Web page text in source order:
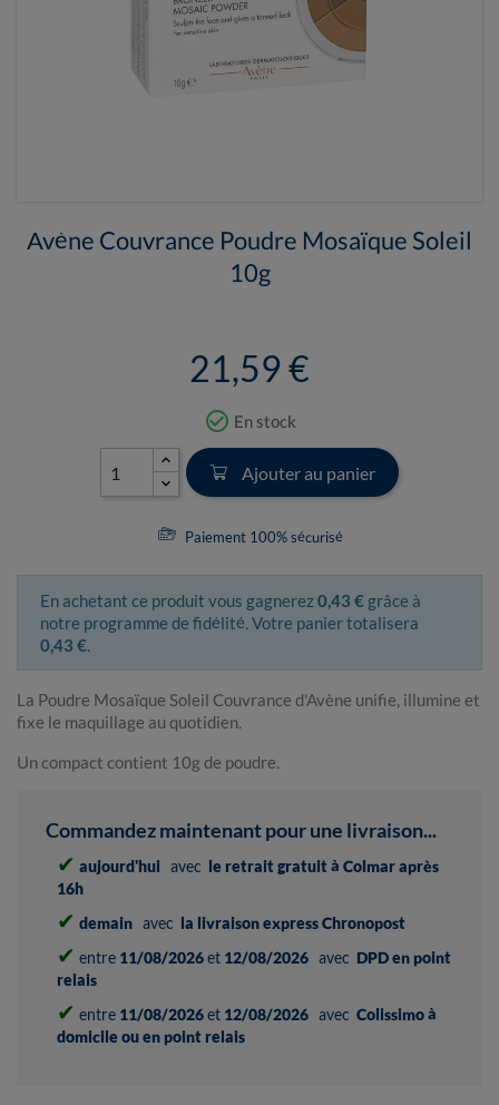
Avène Couvrance Poudre Mosaïque Soleil
10g
21,59 €
check_circle_outline En stock
Ajouter au panier
Paiement 100% sécurisé
En achetant ce produit vous gagnerez0,43 € grâce à
notre programme de fidélité. Votre panier totalisera
0,43 €.
La Poudre Mosaïque Soleil Couvrance d'Avène unifie, illumine et
fixe le maquillage au quotidien.
Un compact contient 10g de poudre.
Commandez maintenant pour une livraison...
✔ aujourd'hui avec le retrait gratuit à Colmar après
16h
✔ demain avec la livraison express Chronopost
✔ entre 11/08/2026et 12/08/2026 avec DPD en point
relais
✔ entre 11/08/2026et 12/08/2026 avec Colissimo à
domicile ou en point relais